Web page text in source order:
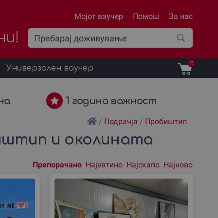
Мојот ваучер Помош За нас
Универзален ваучер
0
1 година важност
/ Подрачја / Пробиштип
и околината
Подреди
според:
Препорачано Најевтино Најскапо Најново